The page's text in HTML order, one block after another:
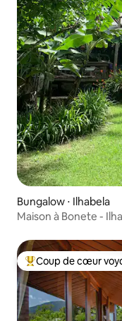
Bungalow ⋅ Ilhabela
Maison à Bonete -
Coups de cœur
Coup de cœur